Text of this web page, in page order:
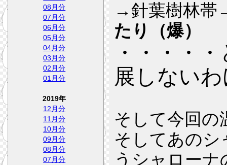
→針葉樹林
たり（爆）
・・・・
展しない
そして今回の
そしてあのシ
うシャロー
08月分
07月分
06月分
05月分
04月分
03月分
02月分
01月分
2019年
12月分
11月分
10月分
09月分
08月分
07月分